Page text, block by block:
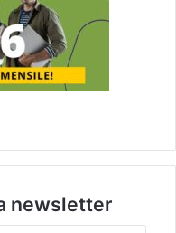
newsletter